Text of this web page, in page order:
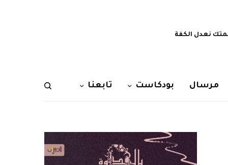
نعدل الكفة
مرسال بودكاست تابعنا